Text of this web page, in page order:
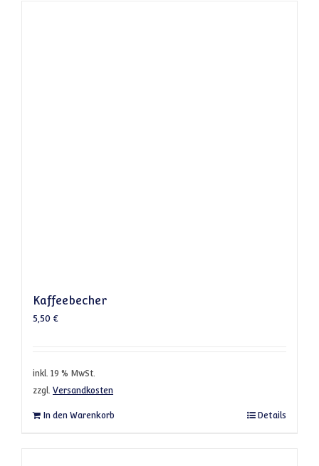
Kaffeebecher
5,50 €
inkl. 19 % MwSt.
zzgl. Versandkosten
In den Warenkorb Details